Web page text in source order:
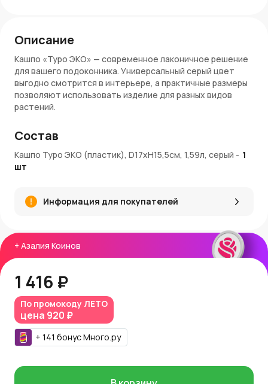
+ Азалия Коинов
1 416 ₽
По промокоду ЛЕТО
цена 920 ₽
+ 141 бонусМного.ру
Описание
Кашпо «Туро ЭКО» — современное лаконичное решение
для вашего подоконника. Универсальный серый цвет
выгодно смотрится в интерьере, а практичные размеры
позволяют использовать изделие для разных видов
растений.
воздействиям.
Легкий вес, что удобно при перестановке и уходе за
цветами.
композиций или отдельных растений.
Артикул: 5530-040
Кашпо «Туро ЭКО» можно купить на сайте AzaliaNow с
доставкой по Москве и Московской области. За такой
заказ начисляются Азалия Коины
выгоднее оформить последующие покупки.
Дополнительная информация
новостях AzaliaNow
Состав
Кашпо Туро ЭКО (пластик), D17xH15,5см, 1,59л, серый - 1
шт
Информация для покупателей